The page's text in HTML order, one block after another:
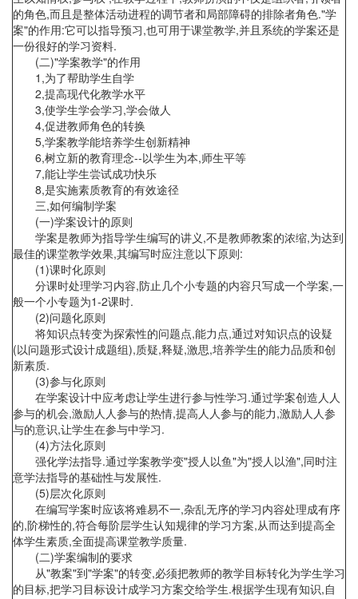
的角色,而且是整体活动进程的调节者和局部障碍的排除者角色."学
案"的作用:它可以指导预习,也可用于课堂教学,并且系统的学案还是
一份很好的学习资料.
(二)"学案教学"的作用
1,为了帮助学生自学
2,提高现代化教学水平
3,使学生学会学习,学会做人
4,促进教师角色的转换
5,学案教学能培养学生创新精神
6,树立新的教育理念--以学生为本,师生平等
7,能让学生尝试成功快乐
8,是实施素质教育的有效途径
三,如何编制学案
(一)学案设计的原则
学案是教师为指导学生编写的讲义,不是教师教案的浓缩,为达到
最佳的课堂教学效果,其编写时应注意以下原则:
(1)课时化原则
分课时处理学习内容,防止几个小专题的内容只写成一个学案,一
般一个小专题为1-2课时.
(2)问题化原则
将知识点转变为探索性的问题点,能力点,通过对知识点的设疑
(以问题形式设计成题组),质疑,释疑,激思,培养学生的能力品质和创
新素质.
(3)参与化原则
在学案设计中应考虑让学生进行参与性学习.通过学案创造人人
参与的机会,激励人人参与的热情,提高人人参与的能力,激励人人参
与的意识,让学生在参与中学习.
(4)方法化原则
强化学法指导.通过学案教学变"授人以鱼"为"授人以渔",同时注
意学法指导的基础性与发展性.
(5)层次化原则
在编写学案时应该将难易不一,杂乱无序的学习内容处理成有序
的,阶梯性的,符合每阶层学生认知规律的学习方案,从而达到提高全
体学生素质,全面提高课堂教学质量.
(二)学案编制的要求
从"教案"到"学案"的转变,必须把教师的教学目标转化为学生学习
的目标,把学习目标设计成学习方案交给学生.根据学生现有知识,自